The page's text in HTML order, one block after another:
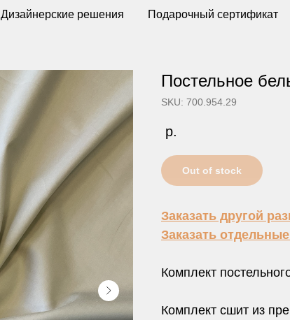
Дизайнерские решения Подарочный сертификат
Постельное
SKU: 700.954.29
р.
Out of stock
Заказать другой
Заказать
Комплект
Комплект сшит из